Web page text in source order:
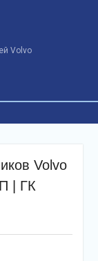
Volvo
Volvo
| ГК